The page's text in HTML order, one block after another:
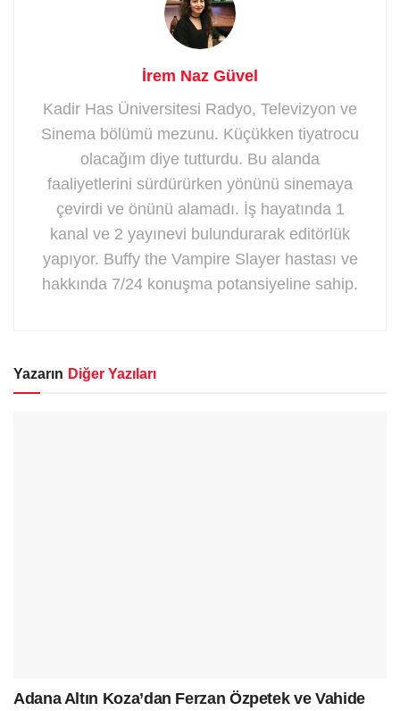
İrem Naz Güvel
Kadir Has Üniversitesi Radyo, Televizyon ve
Sinema bölümü mezunu. Küçükken tiyatrocu
olacağım diye tutturdu. Bu alanda
faaliyetlerini sürdürürken yönünü sinemaya
çevirdi ve önünü alamadı. İş hayatında 1
kanal ve 2 yayınevi bulundurarak editörlük
yapıyor. Buffy the Vampire Slayer hastası ve
hakkında 7/24 konuşma potansiyeline sahip.
Yazarın Diğer Yazıları
Adana Altın Koza’dan Ferzan Özpetek ve Vahide